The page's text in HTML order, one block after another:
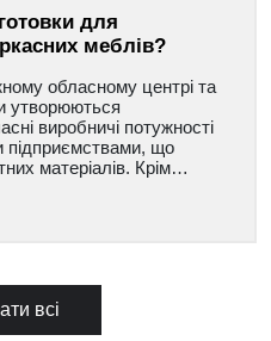
для
меблів?
обласному центрі та
утворюються
виробничі потужності
підприємствами, що
матеріалів. Крім…
всі